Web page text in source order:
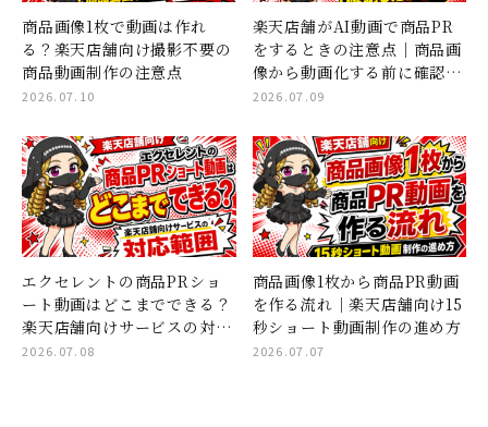
商品画像1枚で動画は作れ
る？楽天店舗向け撮影不要の
商品動画制作の注意点
2026.07.10
楽天店舗がAI動画で商品PR
をするときの注意点｜商品画
像から動画化する前に確認し
たいこと
2026.07.09
エクセレントの商品PRショ
ート動画はどこまでできる？
楽天店舗向けサービスの対応
範囲
2026.07.08
商品画像1枚から商品PR動画
を作る流れ｜楽天店舗向け15
秒ショート動画制作の進め方
2026.07.07